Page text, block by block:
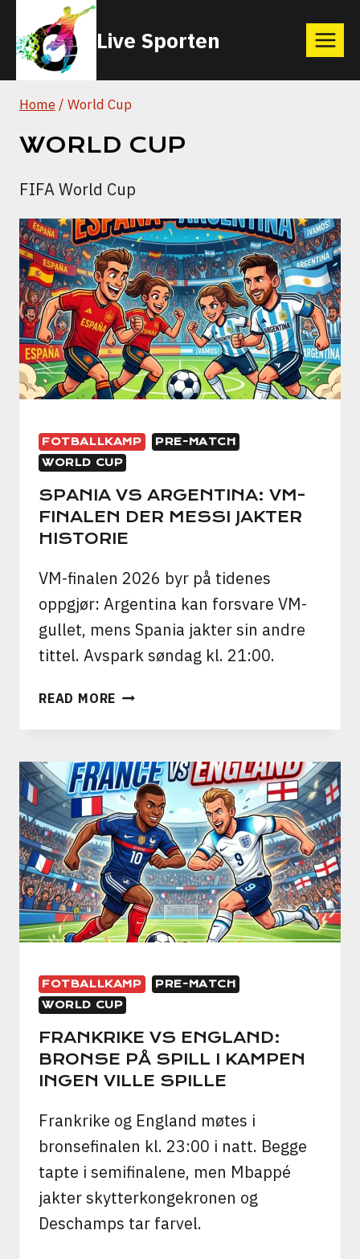
content
Live Sporten
Home/ World Cup
WORLD CUP
FIFA World Cup
FOTBALLKAMP
PRE-MATCH
WORLD CUP
SPANIA VS ARGENTINA: VM-
FINALEN DER MESSI JAKTER
HISTORIE
VM-finalen 2026 byr på tidenes
oppgjør: Argentina kan forsvare VM-
gullet, mens Spania jakter sin andre
tittel. Avspark søndag kl. 21:00.
READ MORE SPANIA
ARGENTINA:
FINALEN
DER
MESSI
JAKTER
HISTORIE
FOTBALLKAMP
PRE-MATCH
WORLD CUP
FRANKRIKE VS ENGLAND:
BRONSE PÅ SPILL I KAMPEN
INGEN VILLE SPILLE
Frankrike og England møtes i
bronsefinalen kl. 23:00 i natt. Begge
tapte i semifinalene, men Mbappé
jakter skytterkongekronen og
Deschamps tar farvel.